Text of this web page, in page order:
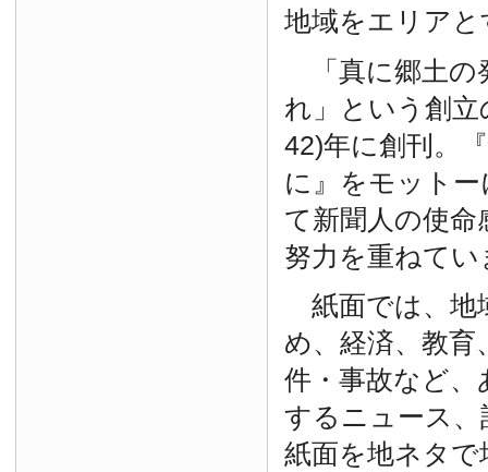
地域をエリア
「真に郷土の
れ」という創
42)年に創刊。
に』をモット
て新聞人の使命
努力を重ねてい
紙面では、地
め、経済、教育
件・事故など
するニュース
紙面を地ネタ